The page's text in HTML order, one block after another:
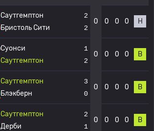
Саутгемптон
Бристоль Сити
2
2
0 0 0 0 Н
Суонси
Саутгемптон
1
2
0 0 0 0 В
Саутгемптон
Блэкберн
3
0
0 0 0 0 В
Саутгемптон
Дерби
2
1
0 0 0 0 В